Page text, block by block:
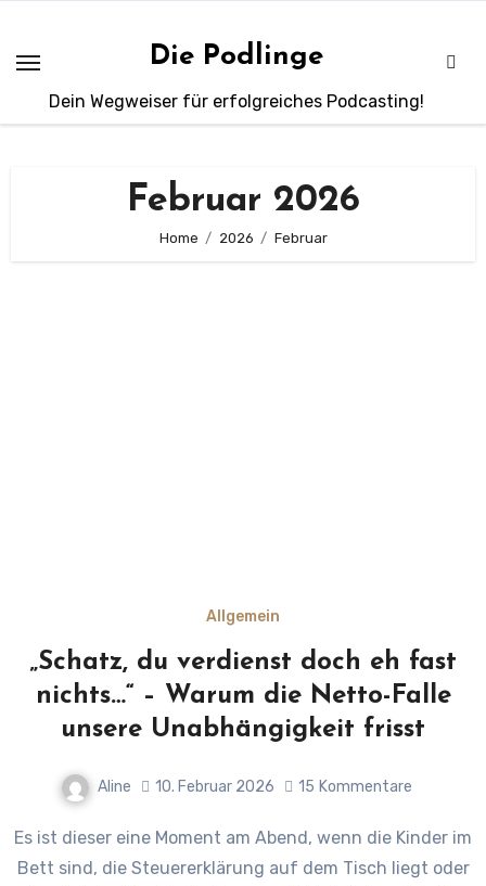
springen
Die Podlinge
Dein Wegweiser für erfolgreiches Podcasting!
Februar 2026
Home 2026 Februar
Allgemein
„Schatz, du verdienst doch eh fast
nichts…“ – Warum die Netto-Falle
unsere Unabhängigkeit frisst
Aline 10. Februar 2026 15 Kommentare
Es ist dieser eine Moment am Abend, wenn die Kinder im
Bett sind, die Steuererklärung auf dem Tisch liegt oder